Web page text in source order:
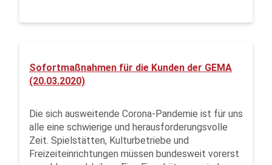
Sofortmaßnahmen für die Kunden der GEMA
(20.03.2020)
Die sich ausweitende Corona-Pandemie ist für uns
alle eine schwierige und herausforderungsvolle
Zeit. Spielstätten, Kulturbetriebe und
Freizeiteinrichtungen müssen bundesweit vorerst